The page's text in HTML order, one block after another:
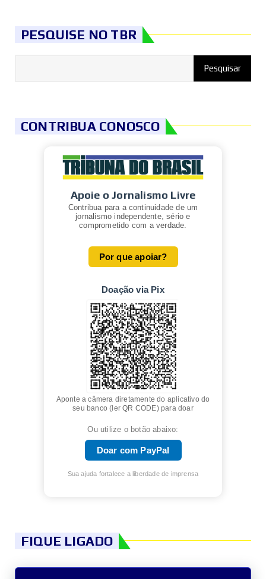
PESQUISE NO TBR
CONTRIBUA CONOSCO
Apoie o Jornalismo Livre
Contribua para a continuidade de um
jornalismo independente, sério e
comprometido com a verdade.
Por que apoiar?
Doação via Pix
Aponte a câmera diretamente do aplicativo do
seu banco (ler QR CODE) para doar
Ou utilize o botão abaixo:
Doar com PayPal
Sua ajuda fortalece a liberdade de imprensa
FIQUE LIGADO